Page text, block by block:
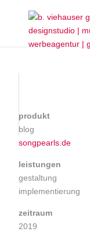
produkt
blog
songpearls.de
leistungen
gestaltung
implementierung
zeitraum
2019